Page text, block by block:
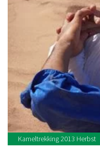
Kameltrekking 2013 Herbst